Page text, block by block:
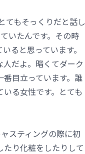
てもそっくりだと話し
いたんです。その時
ると思っています。
だよ。暗くてダーク
目立っています。誰
る女性です。とても
スティングの際に初
り化粧をしたりして